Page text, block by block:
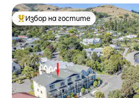
Най-популярен избор на гостите
Избор на гостите